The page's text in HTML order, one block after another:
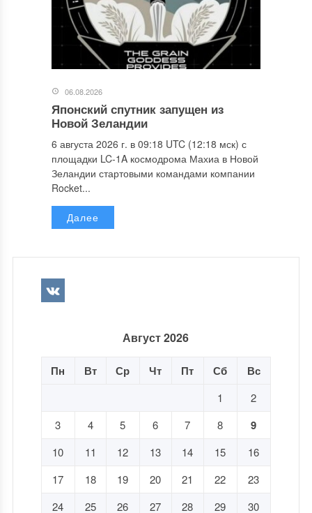
06.08.2026
Японский спутник запущен из
Новой Зеландии
6 августа 2026 г. в 09:18 UTC (12:18 мск) с
площадки LC-1A космодрома Махиа в Новой
Зеландии стартовыми командами компании
Rocket...
Далее
Август 2026
Пн Вт Ср Чт Пт Сб Вс
1
2
3
4 5 6 7 8 9
10 11 12 13 14 15
16
17
18 19 20 21 22
23
24
25 26 27 28 29
30